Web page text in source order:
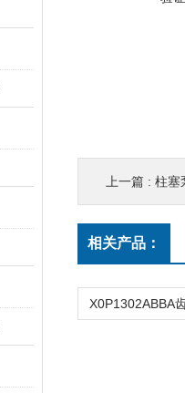
上一篇 : 柱塞泵
相关产品：